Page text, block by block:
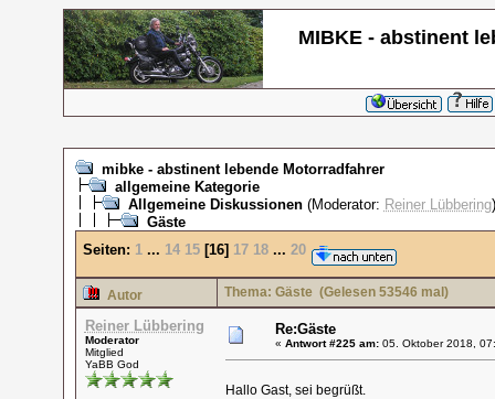
MIBKE - abstinent
mibke - abstinent lebende Motorradfahrer
allgemeine Kategorie
Allgemeine Diskussionen(Moderator: Reiner Lübbering)
Gäste
Seiten: 1 ... 14 15[16] 17 18 ... 20
Autor Thema: Gäste(Gelesen 53546 mal)
Reiner Lübbering
Moderator
Mitglied
YaBB God
Re:Gäste
« Antwort #225 am:05. Oktober 2018,
Hallo Gast, sei begrüßt.